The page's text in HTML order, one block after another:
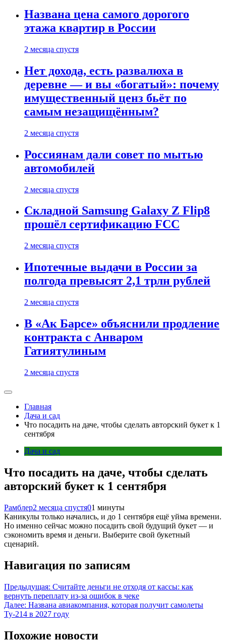
Названа цена самого дорогого
этажа квартир в России
2 месяца спустя
Нет дохода, есть развалюха в
деревне — и вы «богатый»: почему
имущественный ценз бьёт по
самым незащищённым?
2 месяца спустя
Россиянам дали совет по мытью
автомобилей
2 месяца спустя
Складной Samsung Galaxy Z Flip8
прошёл сертификацию FCC
2 месяца спустя
Ипотечные выдачи в России за
полгода превысят 2,1 трлн рублей
2 месяца спустя
В «Ак Барсе» объяснили продление
контракта с Анваром
Гатиятулиным
2 месяца спустя
Главная
Дача и сад
Что посадить на даче, чтобы сделать авторский букет к 1
сентября
Дача и сад
Что посадить на даче, чтобы сделать
авторский букет к 1 сентября
Рамблер2 месяца спустя01 минуты
Каникулы только начались, и до 1 сентября ещё уйма времени.
Но именно сейчас можно посадить свой будущий букет — и
сэкономить время и деньги. Выберите свой букетный
сценарий.
Навигация по записям
Предыдущая: Считайте деньги не отходя от кассы: как
вернуть переплату из-за ошибок в чеке
Далее: Названа авиакомпания, которая получит самолеты
Ту-214 в 2027 году
Похожие новости